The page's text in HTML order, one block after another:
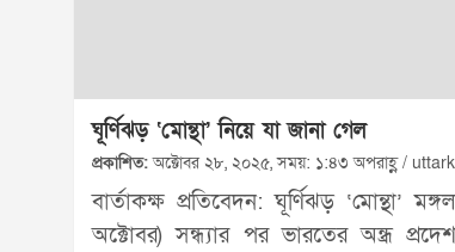
ঘূর্ণিঝড় ‘মোন্থা’ নিয়ে যা জানা গেল
প্রকাশিত:অক্টোবর ২৮, ২০২৫, সময়: ১:৪৩ অপরাহ্ণ /
বার্তাকক্ষ প্রতিবেদন: ঘূর্ণিঝড় ‘মোন্থা’
অক্টোবর) সন্ধ্যার পর ভারতের অন্ধ্র